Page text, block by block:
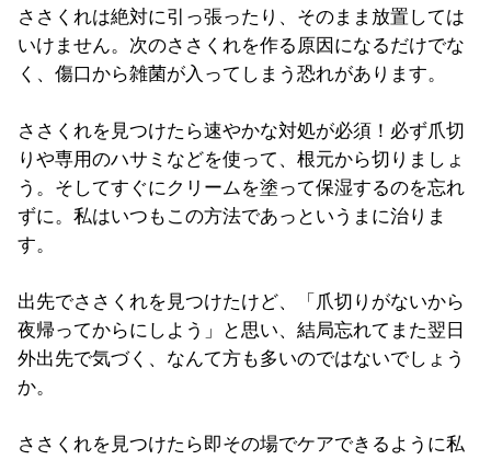
ささくれは絶対に引っ張ったり、そのまま放置しては
いけません。次のささくれを作る原因になるだけでな
く、傷口から雑菌が入ってしまう恐れがあります。
ささくれを見つけたら速やかな対処が必須！必ず爪切
りや専用のハサミなどを使って、根元から切りましょ
う。そしてすぐにクリームを塗って保湿するのを忘れ
ずに。私はいつもこの方法であっというまに治りま
す。
出先でささくれを見つけたけど、「爪切りがないから
夜帰ってからにしよう」と思い、結局忘れてまた翌日
外出先で気づく、なんて方も多いのではないでしょう
か。
ささくれを見つけたら即その場でケアできるように私